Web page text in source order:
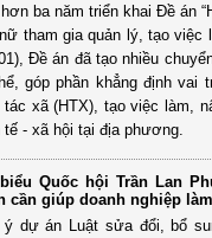
ba năm triển khai Đề án
tham gia quản lý, tạo việc
Đề án đã tạo nhiều
góp phần khẳng định vai
xã (HTX), tạo việc làm,
- xã hội tại địa phương.
Quốc hội Trần Lan
cần giúp doanh nghiệp
ý dự án Luật sửa đổi, bổ